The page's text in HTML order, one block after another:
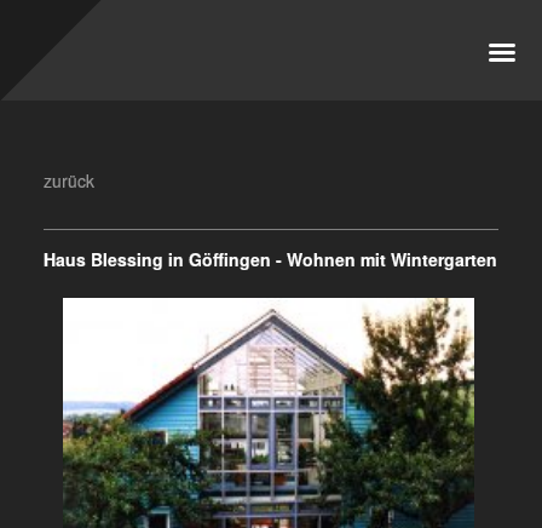
Menu
zurück
Haus Blessing in Göffingen - Wohnen mit Wintergarten